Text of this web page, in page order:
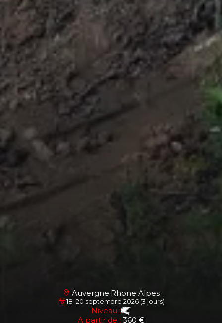
Auvergne Rhone Alpes
18–20 septembre 2026 (3 jours)
Niveau :
A partir de : 360 €